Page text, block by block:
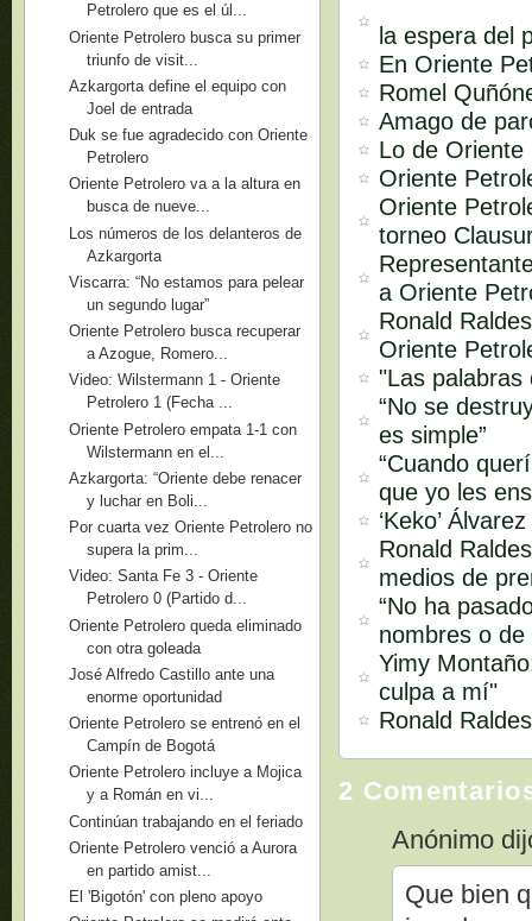
la espera del
En Oriente
Romel
Amago de
Lo de
Oriente
Oriente
torneo
a Oriente
Ronald
Oriente
"Las palabras
“No se
es simple”
“Cuando
que yo les
‘Keko’
Ronald
medios de
“No ha
nombres o de
Yimy
culpa a mí"
Ronald
2
Anónimo
Que bien
Petrolero que es el úl...
Oriente Petrolero busca su primer
triunfo de visit...
Azkargorta define el equipo con
Joel de entrada
Duk se fue agradecido con Oriente
Petrolero
Oriente Petrolero va a la altura en
busca de nueve...
Los números de los delanteros de
Azkargorta
Viscarra: “No estamos para pelear
un segundo lugar”
Oriente Petrolero busca recuperar
a Azogue, Romero...
Video: Wilstermann 1 - Oriente
Petrolero 1 (Fecha ...
Oriente Petrolero empata 1-1 con
Wilstermann en el...
Azkargorta: “Oriente debe renacer
y luchar en Boli...
Por cuarta vez Oriente Petrolero no
supera la prim...
Video: Santa Fe 3 - Oriente
Petrolero 0 (Partido d...
Oriente Petrolero queda eliminado
con otra goleada
José Alfredo Castillo ante una
enorme oportunidad
Oriente Petrolero se entrenó en el
Campín de Bogotá
Oriente Petrolero incluye a Mojica
y a Román en vi...
Continúan trabajando en el feriado
Oriente Petrolero venció a Aurora
en partido amist...
El 'Bigotón' con pleno apoyo